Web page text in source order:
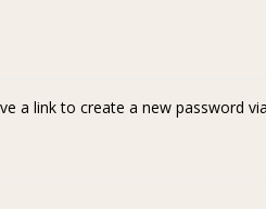
a link to create a new password